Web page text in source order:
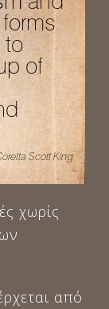
χωρίς
από